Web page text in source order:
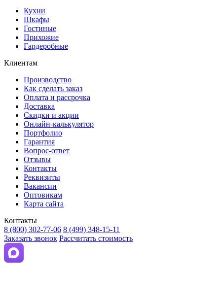
Кухни
Шкафы
Гостиные
Прихожие
Гардеробные
Клиентам
Производство
Как сделать заказ
Оплата и рассрочка
Доставка
Скидки и акции
Онлайн-калькулятор
Портфолио
Гарантия
Вопрос-ответ
Отзывы
Контакты
Реквизиты
Вакансии
Оптовикам
Карта сайта
Контакты
8 (800) 302-77-06 8 (499) 348-15-11
Заказать звонок Рассчитать стоимость